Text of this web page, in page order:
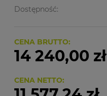
Dostępność:
CENA BRUTTO:
14 240,00 zł
CENA NETTO: